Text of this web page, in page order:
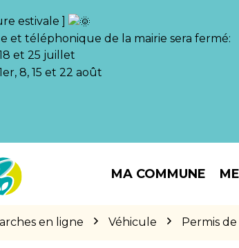
estivale ]
et téléphonique de la mairie sera fermé:
et 25 juillet
8, 15 et 22 août
MA COMMUNE
en ligne Véhicule Permis